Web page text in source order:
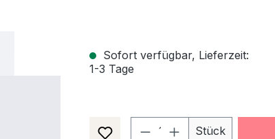
Sofort verfügbar, Lieferzeit:
1-3 Tage
Produkt Anzahl:
Stück